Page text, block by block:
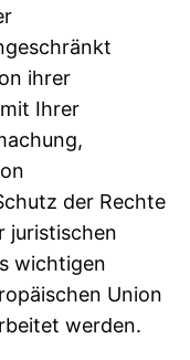
ihrer
Ihrer
der Rechte
juristischen
wichtigen
Union
werden.